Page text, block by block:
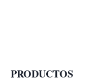
PRODUCTOS